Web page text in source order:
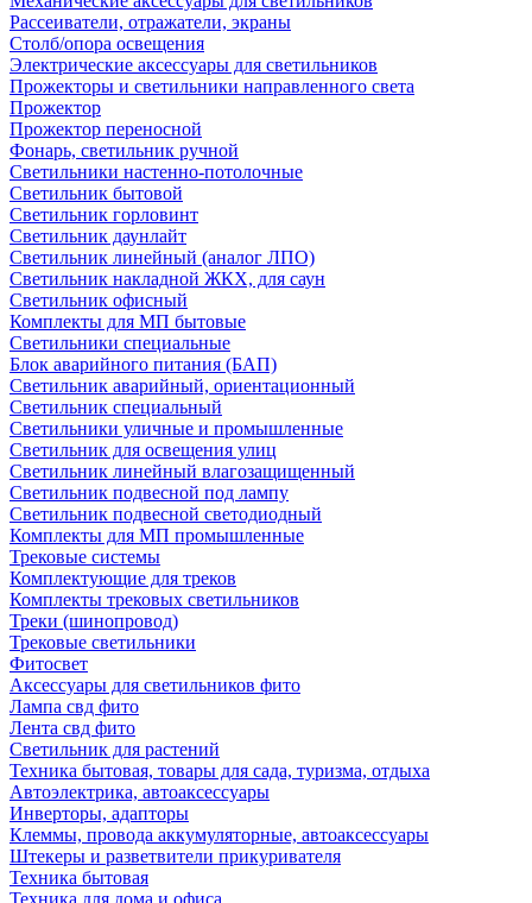
Рассеиватели, отражатели, экраны
Столб/опора освещения
Электрические аксессуары для светильников
Прожекторы и светильники направленного света
Прожектор
Прожектор переносной
Фонарь, светильник ручной
Светильники настенно-потолочные
Светильник бытовой
Светильник горловинт
Светильник даунлайт
Светильник линейный (аналог ЛПО)
Светильник накладной ЖКХ, для саун
Светильник офисный
Комплекты для МП бытовые
Светильники специальные
Блок аварийного питания (БАП)
Светильник аварийный, ориентационный
Светильник специальный
Светильники уличные и промышленные
Светильник для освещения улиц
Светильник линейный влагозащищенный
Светильник подвесной под лампу
Светильник подвесной светодиодный
Комплекты для МП промышленные
Трековые системы
Комплектующие для треков
Комплекты трековых светильников
Треки (шинопровод)
Трековые светильники
Фитосвет
Аксессуары для светильников фито
Лампа свд фито
Лента свд фито
Светильник для растений
Техника бытовая, товары для сада, туризма, отдыха
Автоэлектрика, автоаксессуары
Инверторы, адапторы
Клеммы, провода аккумуляторные, автоаксессуары
Штекеры и разветвители прикуривателя
Техника бытовая
Техника для дома и офиса